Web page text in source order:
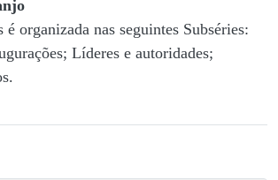
organizada nas seguintes Subséries:
Líderes e autoridades;